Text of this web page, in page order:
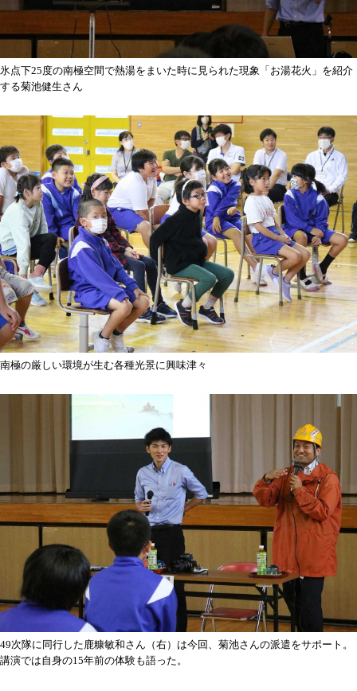
氷点下25度の南極空間で熱湯をまいた時に見られた現象「お湯花火」を紹介
する菊池健生さん
南極の厳しい環境が生む各種光景に興味津々
49次隊に同行した鹿糠敏和さん（右）は今回、菊池さんの派遣をサポート。
講演では自身の15年前の体験も語った。